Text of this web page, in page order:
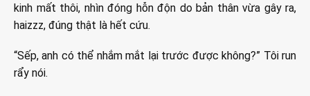
kinh mất thôi, nhìn đóng hỗn độn do bản thân vừa gây ra,
haizzz, đúng thật là hết cứu.
“Sếp, anh có thể nhắm mắt lại trước được không?” Tôi run
rẩy nói.